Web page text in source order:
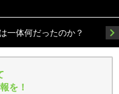
一体何だったのか？
を！